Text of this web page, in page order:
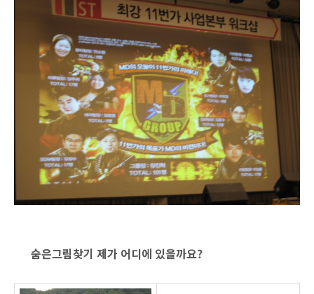
숨은그림찾기 제가 어디에 있을까요?